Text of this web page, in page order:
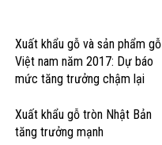
Xuất khẩu gỗ và sản phẩm gỗ
Việt nam năm 2017: Dự báo
mức tăng trưởng chậm lại
Xuất khẩu gỗ tròn Nhật Bản
tăng trưởng mạnh